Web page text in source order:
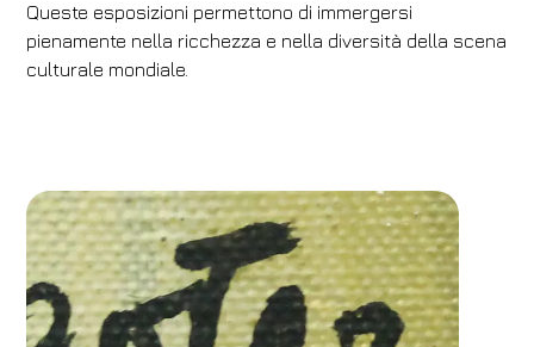
Queste esposizioni permettono di immergersi
pienamente nella ricchezza e nella diversità della scena
culturale mondiale.